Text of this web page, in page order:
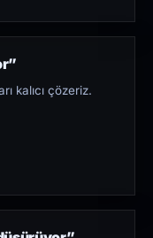
kalıcı çözeriz.